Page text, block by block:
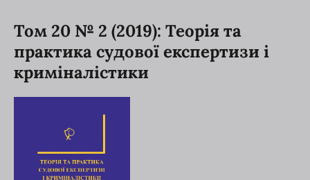
Том 20 № 2 (2019): Теорія та
практика судової експертизи і
криміналістики